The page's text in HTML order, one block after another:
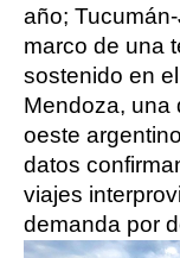
año;
marco de una
sostenido en
Mendoza, una
oeste
datos
viajes
demanda por